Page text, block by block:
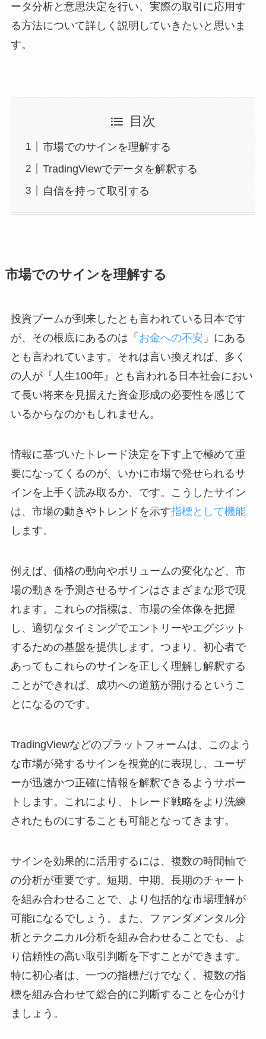
ータ分析と意思決定を行い、実際の取引に応用す
る方法について詳しく説明していきたいと思いま
す。
目次
市場でのサインを理解する
TradingViewでデータを解釈する
自信を持って取引する
市場でのサインを理解する
投資ブームが到来したとも言われている日本です
が、その根底にあるのは「 お金への不安 」にある
とも言われています。それは言い換えれば、多く
の人が『人生100年』とも言われる日本社会におい
て長い将来を見据えた資金形成の必要性を感じて
いるからなのかもしれません。
情報に基づいたトレード決定を下す上で極めて重
要になってくるのが、いかに市場で発せられるサ
インを上手く読み取るか、です。こうしたサイン
は、市場の動きやトレンドを示す指標として機能
します。
例えば、価格の動向やボリュームの変化など、市
場の動きを予測させるサインはさまざまな形で現
れます。これらの指標は、市場の全体像を把握
し、適切なタイミングでエントリーやエグジット
するための基盤を提供します。つまり、初心者で
あってもこれらのサインを正しく理解し解釈する
ことができれば、成功への道筋が開けるというこ
とになるのです。
TradingViewなどのプラットフォームは、このよう
な市場が発するサインを視覚的に表現し、ユーザ
ーが迅速かつ正確に情報を解釈できるようサポー
トします。これにより、トレード戦略をより洗練
されたものにすることも可能となってきます。
サインを効果的に活用するには、複数の時間軸で
の分析が重要です。短期、中期、長期のチャート
を組み合わせることで、より包括的な市場理解が
可能になるでしょう。また、ファンダメンタル分
析とテクニカル分析を組み合わせることでも、よ
り信頼性の高い取引判断を下すことができます。
特に初心者は、一つの指標だけでなく、複数の指
標を組み合わせて総合的に判断することを心がけ
ましょう。